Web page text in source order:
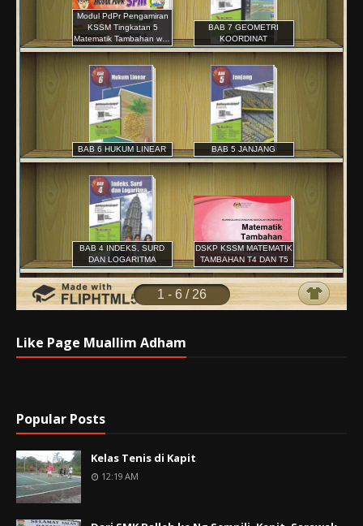
Like Page Muallim Adham
Popular Posts
Kelas Tenis di Kapit
12:19 AM